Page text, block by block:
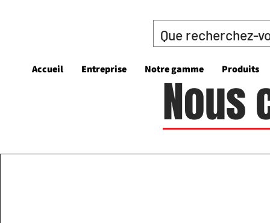
Accueil Entreprise Notre gamme Produits
Nous